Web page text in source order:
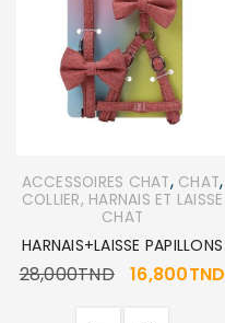
ACCESSOIRES CHAT, CHAT,
COLLIER, HARNAIS ET LAISSE
CHAT
HARNAIS+LAISSE PAPILLONS
28,000TND 16,800TND